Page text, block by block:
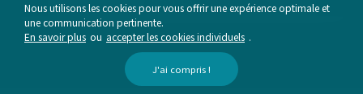
Nous utilisons les cookies pour vous offrir une expérience optimale et
une communication pertinente.
En savoir plus ou accepter les cookies individuels .
J'ai compris !